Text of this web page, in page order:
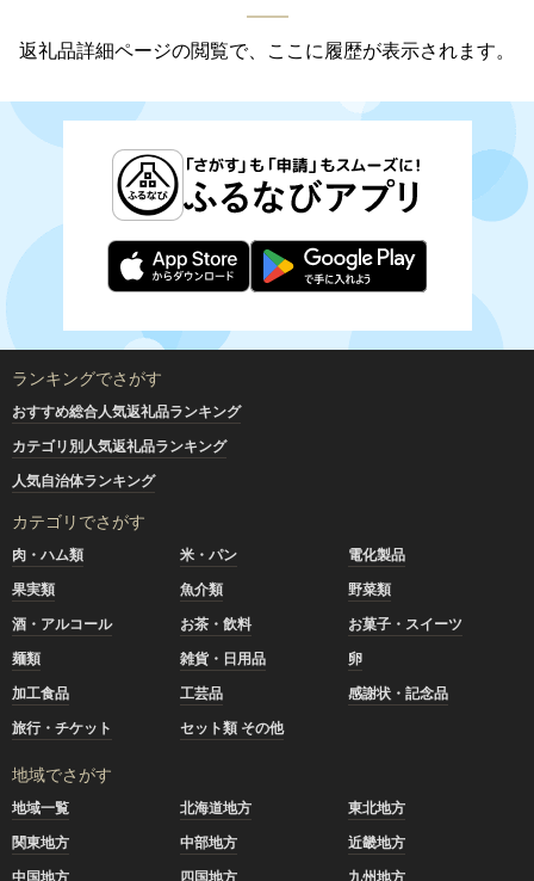
返礼品詳細ページの閲覧で、ここに履歴が表示されます。
ランキングでさがす
おすすめ総合人気返礼品ランキング
カテゴリ別人気返礼品ランキング
人気自治体ランキング
カテゴリでさがす
肉・ハム類 米・パン
電化製品
果実類
魚介類
野菜類
酒・アルコール
お茶・飲料
お菓子・スイーツ
麺類
雑貨・日用品
卵
加工食品
工芸品
感謝状・記念品
旅行・チケット
セット類 その他
地域でさがす
地域一覧 北海道地方
東北地方
関東地方
中部地方
近畿地方
中国地方
四国地方 九州地方